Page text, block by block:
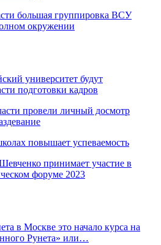
большая группировка ВСУ
окружении
университет будут
подготовки кадров
провели личный досмотр
повышает успеваемость
принимает участие в
форуме 2023
в Москве это начало курса на
Рунета» или…